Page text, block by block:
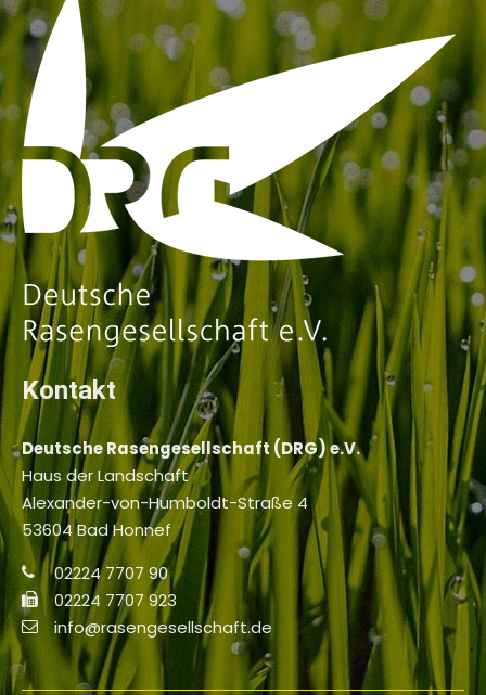
Kontakt
Deutsche Rasengesellschaft (DRG) e.V.
Haus der Landschaft
Alexander-von-Humboldt-Straße 4
53604 Bad Honnef
02224 7707 90
02224 7707 923
info@rasengesellschaft.de